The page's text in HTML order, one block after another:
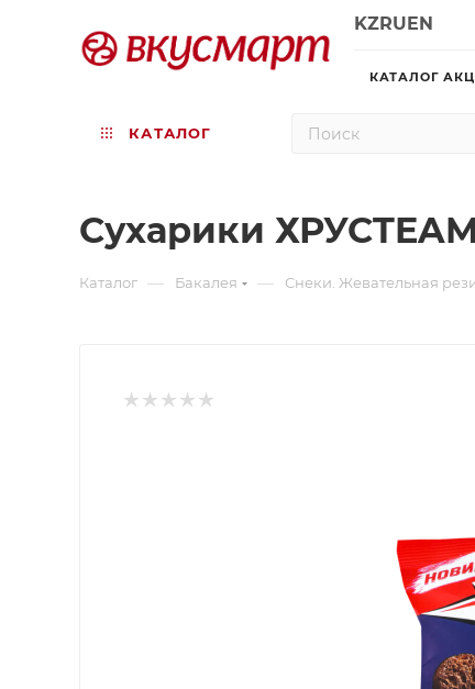
KZRUEN
КАТАЛОГ
КАТАЛОГ
Сухарики
Каталог — Бакалея — Снеки. Жевательная